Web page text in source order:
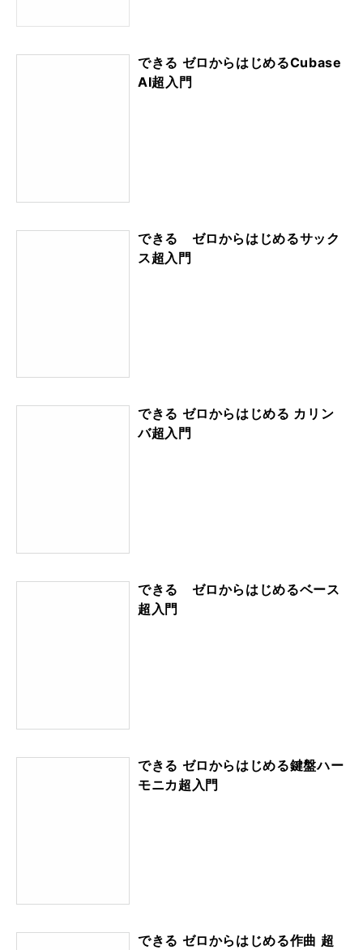
できる ゼロからはじめるCubase
AI超入門
できる ゼロからはじめるサック
ス超入門
できる ゼロからはじめる カリン
バ超入門
できる ゼロからはじめるベース
超入門
できる ゼロからはじめる鍵盤ハー
モニカ超入門
できる ゼロからはじめる作曲 超